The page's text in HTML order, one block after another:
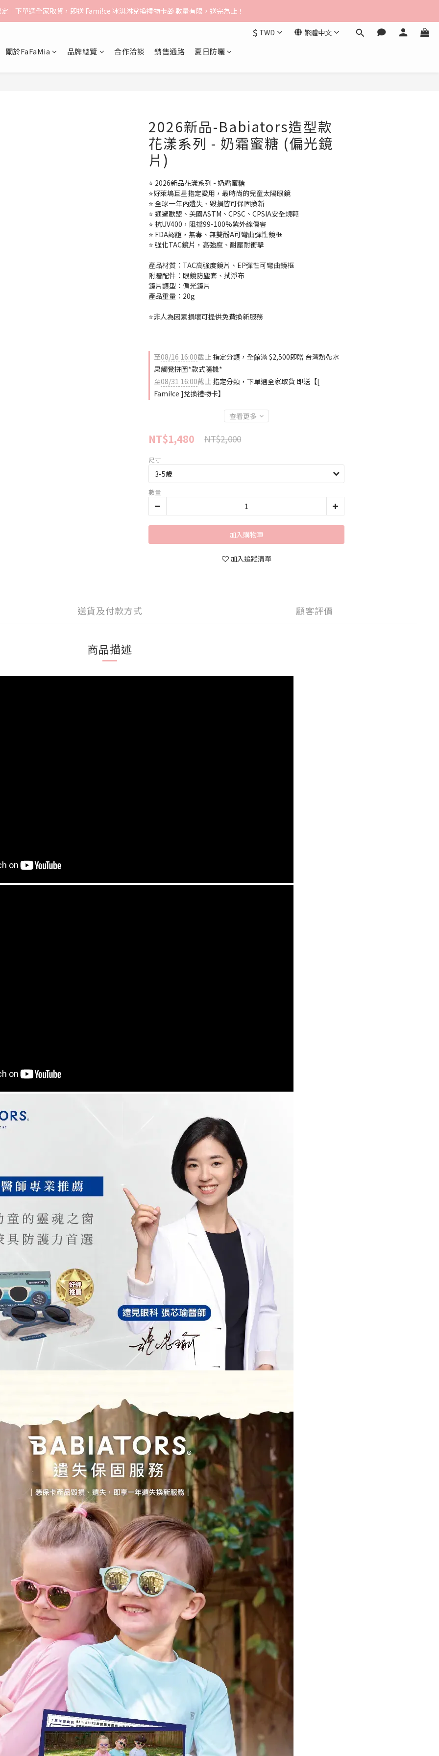
】：超取（先付款）$1000免運｜貨到付款/宅配$1500免運｜中港澳順豐$3000免運
｜下單選全家取貨，即送 Fami!ce 冰淇淋兌換禮物卡🎁 數量有限，送完為止！
】：超取（先付款）$1000免運｜貨到付款/宅配$1500免運｜中港澳順豐$3000免運
$ TWD 繁體中文
關於FaFaMia 品牌總覽 合作洽談 銷售通路 夏日防曬
2026新品-Babiators造型款
花漾系列 - 奶霜蜜糖 (偏光鏡
片)
⭐ 2026新品花漾系列 - 奶霜蜜糖
⭐好萊塢巨星指定愛用，最時尚的兒童太陽眼鏡
⭐ 全球一年內遺失、毀損皆可保固換新
⭐ 通過歐盟、美國ASTM、CPSC、CPSIA安全規範
⭐ 抗UV400，阻擋99-100%紫外線傷害
⭐ FDA認證，無毒、無雙酚A可彎曲彈性鏡框
⭐ 強化TAC鏡片，高強度、耐壓耐衝擊
產品材質：TAC高強度鏡片、EP彈性可彎曲鏡框
附贈配件：眼鏡防塵套、拭淨布
鏡片類型：偏光鏡片
產品重量：20g
⭐非人為因素損壞可提供免費換新服務
至08/16 16:00截止 指定分類，全館滿 $2,500即贈 台灣熱帶水
果觸覺拼圖*款式隨機*
至08/31 16:00截止 指定分類，下單選全家取貨 即送【[
Fami!ce ]兌換禮物卡】
查看更多
NT$1,480 NT$2,000
尺寸
數量
加入購物車
加入追蹤清單
送貨及付款方式 顧客評價
商品描述